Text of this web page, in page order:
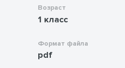
Возраст
1 класс
Формат файла
pdf